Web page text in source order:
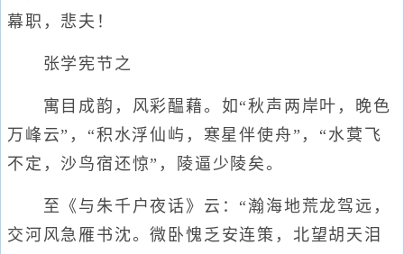
幕职，悲夫！
张学宪节之
寓目成韵，风彩醖藉。如“秋声两岸叶，晚色
万峰云”，“积水浮仙屿，寒星伴使舟”，“水蓂飞
不定，沙鸟宿还惊”，陵逼少陵矣。
至《与朱千户夜话》云：“瀚海地荒龙驾远，
交河风急雁书沈。微卧愧乏安连策，北望胡天泪